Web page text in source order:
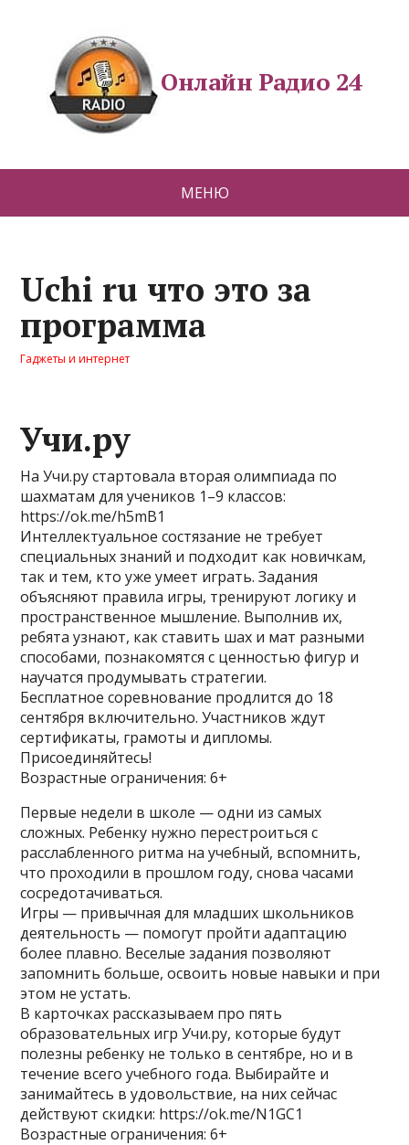
Онлайн Радио 24
МЕНЮ
Uchi ru что это за
программа
Гаджеты и интернет
Учи.ру
На Учи.ру стартовала вторая олимпиада по
шахматам для учеников 1–9 классов:
https://ok.me/h5mB1
Интеллектуальное состязание не требует
специальных знаний и подходит как новичкам,
так и тем, кто уже умеет играть. Задания
объясняют правила игры, тренируют логику и
пространственное мышление. Выполнив их,
ребята узнают, как ставить шах и мат разными
способами, познакомятся с ценностью фигур и
научатся продумывать стратегии.
Бесплатное соревнование продлится до 18
сентября включительно. Участников ждут
сертификаты, грамоты и дипломы.
Присоединяйтесь!
Возрастные ограничения: 6+
Первые недели в школе — одни из самых
сложных. Ребенку нужно перестроиться с
расслабленного ритма на учебный, вспомнить,
что проходили в прошлом году, снова часами
сосредотачиваться.
Игры — привычная для младших школьников
деятельность — помогут пройти адаптацию
более плавно. Веселые задания позволяют
запомнить больше, освоить новые навыки и при
этом не устать.
В карточках рассказываем про пять
образовательных игр Учи.ру, которые будут
полезны ребенку не только в сентябре, но и в
течение всего учебного года. Выбирайте и
занимайтесь в удовольствие, на них сейчас
действуют скидки: https://ok.me/N1GC1
Возрастные ограничения: 6+